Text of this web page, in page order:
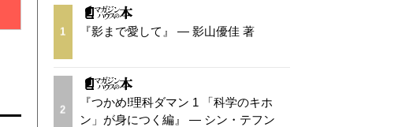
1 『影まで愛して』 — 影山優佳 著
2
『つかめ!理科ダマン 1 「科学のキホ
ン」が身につく編』 — シン・テフン